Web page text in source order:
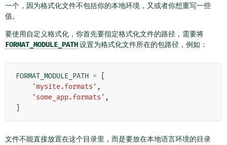
一个，因为格式化文件不包括你的本地环境，又或者你想重写一些
值。
要使用自定义格式化，你首先要指定格式化文件的路径，需要将
FORMAT_MODULE_PATH设置为格式化文件所在的包路径，例如：
FORMAT_MODULE_PATH =
'mysite.formats' ,
'some_app.formats' ,
文件不能直接放置在这个目录里，而是要放在本地语言环境的目录